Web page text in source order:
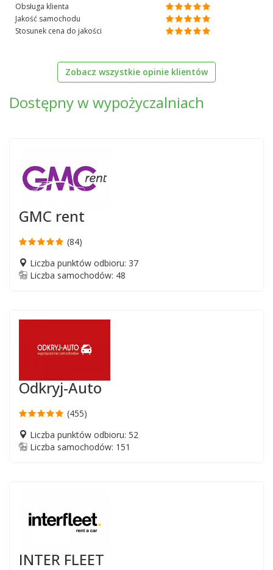
Obsługa klienta
Jakość samochodu
Stosunek cena do jakości
Zobacz wszystkie opinie klientów
Dostępny w wypożyczalniach
GMC rent
(84)
Liczba punktów odbioru: 37
Liczba samochodów: 48
Odkryj-Auto
(455)
Liczba punktów odbioru: 52
Liczba samochodów: 151
INTER FLEET